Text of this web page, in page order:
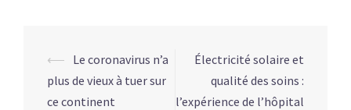
Post
navigation
⟵ Le coronavirus n’a
plus de vieux à tuer sur
ce continent
Électricité solaire et
qualité des soins :
l’expérience de l’hôpital